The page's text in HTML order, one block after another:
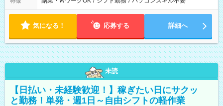
気になる！ 応募する 詳細へ
未読
【日払い・未経験歓迎！】稼ぎたい日にサクッ
と勤務！単発・週1日～自由シフトの軽作業